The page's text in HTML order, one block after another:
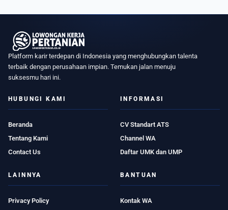
Platform karir terdepan di Indonesia yang menghubungkan talenta
terbaik dengan perusahaan impian. Temukan jalan menuju
suksesmu hari ini.
HUBUNGI KAMI
Beranda
Tentang Kami
Contact Us
INFORMASI
CV Standart ATS
Channel WA
Daftar UMK dan UMP
LAINNYA
Privacy Policy
BANTUAN
Kontak WA